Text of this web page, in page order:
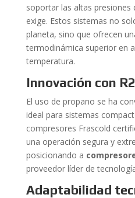
soportar las altas presiones
exige. Estos sistemas no
planeta, sino que ofrecen
termodinámica superior en
temperatura.
Innovación con
El uso de propano se ha
ideal para sistemas
compresores Frascold
una operación segura y
posicionando a
proveedor líder de
Adaptabilidad